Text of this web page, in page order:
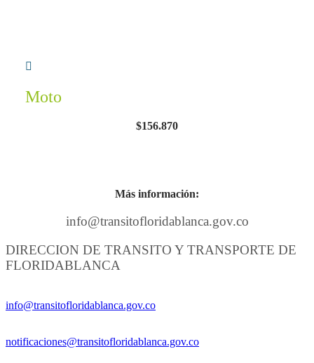
Moto
$156.870
Más información:
info@transitofloridablanca.gov.co
DIRECCION DE TRANSITO Y TRANSPORTE DE
FLORIDABLANCA
info@transitofloridablanca.gov.co
notificaciones@transitofloridablanca.gov.co